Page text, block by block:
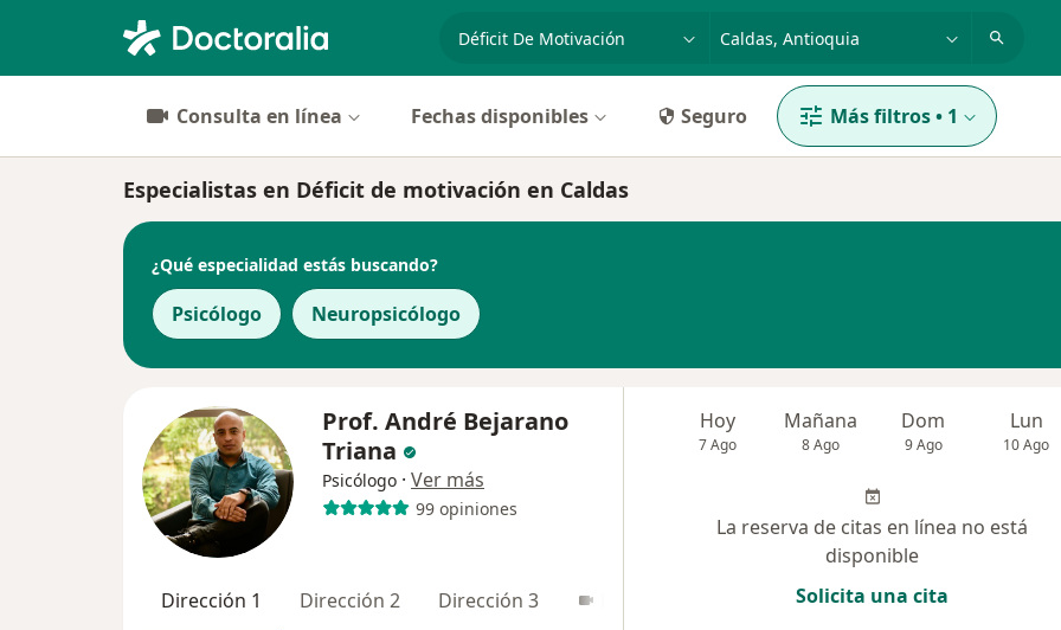
especialidad, enfermedad o nombre
Consulta en línea Fechas disponibles Seguro Más filtros• 1
Especialistas en Déficit de motivación en Caldas
¿Qué especialidad estás buscando?
Psicólogo Neuropsicólogo
Prof. André Bejarano
Triana
Psicólogo · Ver más
99 opiniones
Dirección 1 Dirección 2 Dirección 3
Hoy
7 Ago
Mañana
8 Ago
Dom
9 Ago
Lun
10 Ago
La reserva de citas en línea no está
disponible
Solicita una cita